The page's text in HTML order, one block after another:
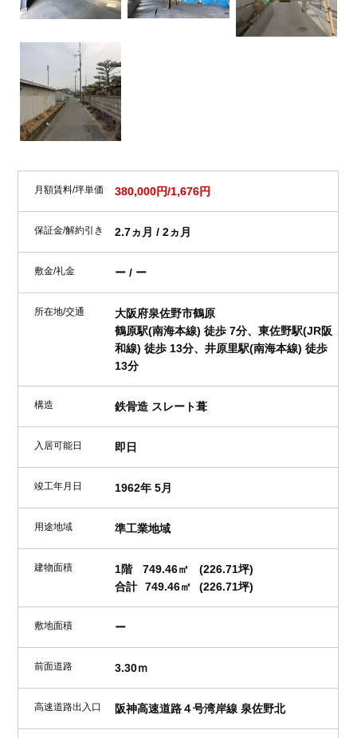
月額賃料/坪単価 380,000円/1,676円
保証金/解約引き 2.7ヵ月 / 2ヵ月
敷金/礼金 ー / ー
所在地/交通
大阪府泉佐野市鶴原
鶴原駅(南海本線) 徒歩 7分、東佐野駅(JR阪
和線) 徒歩 13分、井原里駅(南海本線) 徒歩
13分
構造 鉄骨造 スレート葺
入居可能日 即日
竣工年月日 1962年 5月
用途地域 準工業地域
建物面積 1階 749.46㎡
(226.71坪)
合計
749.46㎡ (226.71坪)
敷地面積 ー
前面道路 3.30ｍ
高速道路出入口 阪神高速道路４号湾岸線 泉佐野北